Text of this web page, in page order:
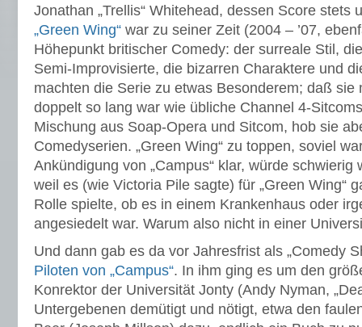
Jonathan „Trellis“ Whitehead, dessen Score stets
„Green Wing“ war zu seiner Zeit (2004 – ’07,
Höhepunkt britischer Comedy: der surreale Stil,
Semi-Improvisierte, die bizarren Charaktere und
machten die Serie zu etwas Besonderem; daß sie
doppelt so lang war wie übliche Channel 4-
Mischung aus Soap-Opera und Sitcom, hob sie
Comedyserien. „Green Wing“ zu toppen, soviel
Ankündigung von „Campus“ klar, würde schwierig
weil es (wie Victoria Pile sagte) für „Green Wing“
Rolle spielte, ob es in einem Krankenhaus oder
angesiedelt war. Warum also nicht in einer
Und dann gab es da vor Jahresfrist als „Comedy
Piloten von „Campus“. In ihm ging es um den
Konrektor der Universität Jonty (Andy Nyman,
Untergebenen demütigt und nötigt, etwa den